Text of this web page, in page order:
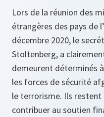
Lors de la réunion des
étrangères des pays de
décembre 2020, le
Stoltenberg, a
demeurent déterminés
les forces de sécurité
le terrorisme. Ils
contribuer au soutien